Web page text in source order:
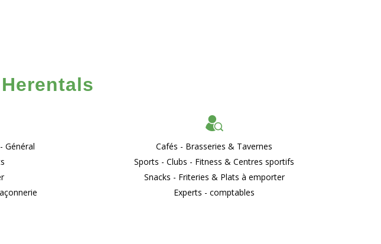
Général
Cafés - Brasseries & Tavernes
Sports - Clubs - Fitness & Centres sportifs
Snacks - Friteries & Plats à emporter
Experts - comptables